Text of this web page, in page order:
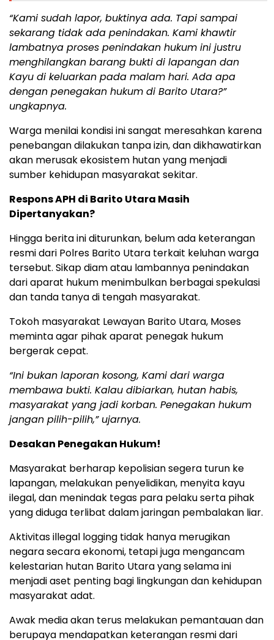
“Kami sudah lapor, buktinya ada. Tapi sampai
sekarang tidak ada penindakan. Kami khawtir
lambatnya proses penindakan hukum ini justru
menghilangkan barang bukti di lapangan dan
Kayu di keluarkan pada malam hari. Ada apa
dengan penegakan hukum di Barito Utara?”
ungkapnya.
Warga menilai kondisi ini sangat meresahkan karena
penebangan dilakukan tanpa izin, dan dikhawatirkan
akan merusak ekosistem hutan yang menjadi
sumber kehidupan masyarakat sekitar.
Respons APH di Barito Utara Masih
Dipertanyakan?
Hingga berita ini diturunkan, belum ada keterangan
resmi dari Polres Barito Utara terkait keluhan warga
tersebut. Sikap diam atau lambannya penindakan
dari aparat hukum menimbulkan berbagai spekulasi
dan tanda tanya di tengah masyarakat.
Tokoh masyarakat Lewayan Barito Utara, Moses
meminta agar pihak aparat penegak hukum
bergerak cepat.
“Ini bukan laporan kosong, Kami dari warga
membawa bukti. Kalau dibiarkan, hutan habis,
masyarakat yang jadi korban. Penegakan hukum
jangan pilih-pilih,” ujarnya.
Desakan Penegakan Hukum!
Masyarakat berharap kepolisian segera turun ke
lapangan, melakukan penyelidikan, menyita kayu
ilegal, dan menindak tegas para pelaku serta pihak
yang diduga terlibat dalam jaringan pembalakan liar.
Aktivitas illegal logging tidak hanya merugikan
negara secara ekonomi, tetapi juga mengancam
kelestarian hutan Barito Utara yang selama ini
menjadi aset penting bagi lingkungan dan kehidupan
masyarakat adat.
Awak media akan terus melakukan pemantauan dan
berupaya mendapatkan keterangan resmi dari